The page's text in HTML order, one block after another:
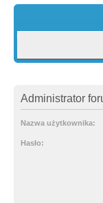
Administrator
Nazwa użytkownika:
Hasło: